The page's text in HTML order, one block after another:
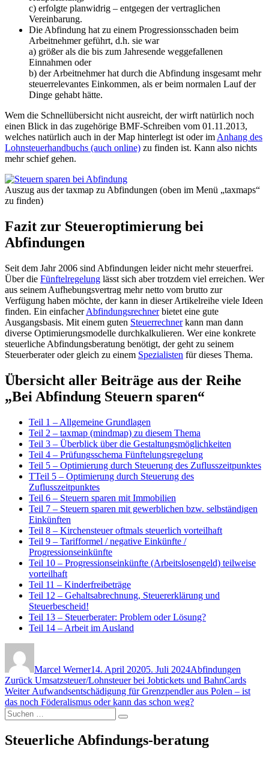
c) erfolgte planwidrig – entgegen der vertraglichen
Vereinbarung.
Die Abfindung hat zu einem Progressionsschaden beim
Arbeitnehmer geführt, d.h. sie war
a) größer als die bis zum Jahresende weggefallenen
Einnahmen oder
b) der Arbeitnehmer hat durch die Abfindung insgesamt mehr
steuerrelevantes Einkommen, als er beim normalen Lauf der
Dinge gehabt hätte.
Wem die Schnellübersicht nicht ausreicht, der wirft natürlich noch
einen Blick in das zugehörige BMF-Schreiben vom 01.11.2013,
welches natürlich auch in der Map hinterlegt ist oder im Anhang des
Lohnsteuerhandbuchs (auch online) zu finden ist. Kann also nichts
mehr schief gehen.
Auszug aus der taxmap zu Abfindungen (oben im Menü „taxmaps“
zu finden)
Fazit zur Steueroptimierung bei
Abfindungen
Seit dem Jahr 2006 sind Abfindungen leider nicht mehr steuerfrei.
Über die Fünftelregelung lässt sich aber trotzdem viel erreichen. Wer
aus seinem Aufhebungsvertrag mehr netto vom brutto zur
Verfügung haben möchte, der kann in dieser Artikelreihe viele Ideen
finden. Ein einfacherAbfindungsrechnerbietet eine gute
Ausgangsbasis. Mit einem guten Steuerrechnerkann man dann
diverse Optimierungsmodelle durchkalkulieren. Wer eine konkrete
steuerliche Abfindungsberatung benötigt, der geht zu seinem
Steuerberater oder gleich zu einem Spezialisten für dieses Thema.
Übersicht aller Beiträge aus der Reihe
„Bei Abfindung Steuern sparen“
Teil 1 – Allgemeine Grundlagen
Teil 2 – taxmap (mindmap) zu diesem Thema
Teil 3 – Überblick über die Gestaltungsmöglichkeiten
Teil 4 – Prüfungsschema Fünftelungsregelung
Teil 5 – Optimierung durch Steuerung des Zuflusszeitpunktes
TTeil 5 – Optimierung durch Steuerung des
Zuflusszeitpunktes
Teil 6 – Steuern sparen mit Immobilien
Teil 7 – Steuern sparen mit gewerblichen bzw. selbständigen
Einkünften
Teil 8 – Kirchensteuer oftmals steuerlich vorteilhaft
Teil 9 – Tarifformel / negative Einkünfte /
Progressionseinkünfte
Teil 10 – Progressionseinkünfte (Arbeitslosengeld) teilweise
vorteilhaft
Teil 11 – Kinderfreibeträge
Teil 12 – Gehaltsabrechnung, Steuererklärung und
Steuerbescheid!
Teil 13 – Steuerberater: Problem oder Lösung?
Teil 14 – Arbeit im Ausland
Marcel Werner14. April 20205. Juli 2024Abfindungen
Beitragsnavigation
Zurück Vorheriger
Beitrag:
Umsatzsteuer/Lohnsteuer bei Jobtickets und BahnCards
Weiter Nächster
Beitrag:
Aufwandsentschädigung für Grenzpendler aus Polen – ist
das noch Föderalismus oder kann das schon weg?
Suchen
nach:
Suchen
Steuerliche Abfindungs-beratung